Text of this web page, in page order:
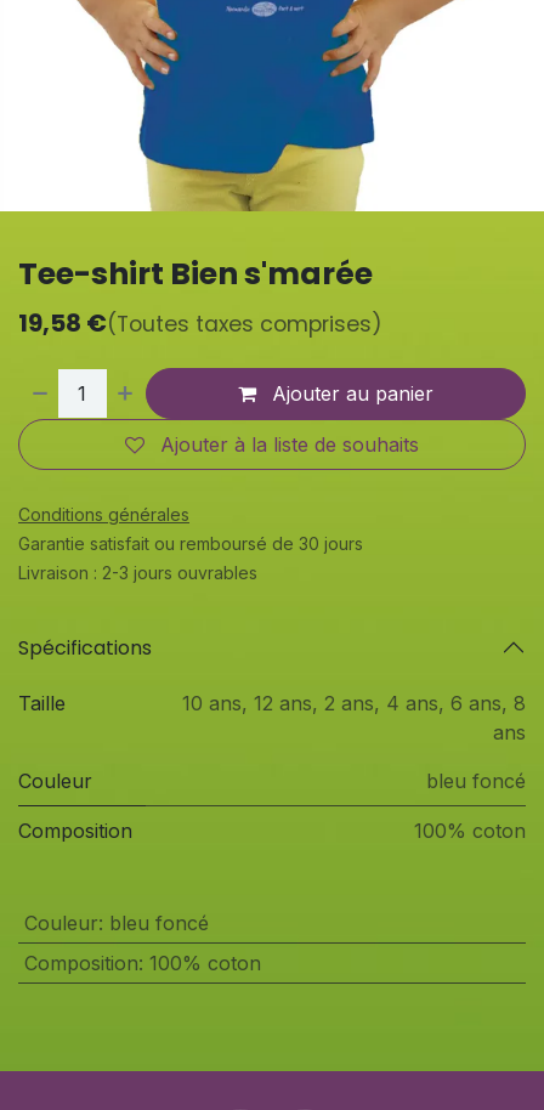
Tee-shirt Bien s'marée
19,58 €(Toutes taxes comprises)
Ajouter au panier
Ajouter à la liste de souhaits
Conditions générales
Garantie satisfait ou remboursé de 30 jours
Livraison : 2-3 jours ouvrables
Spécifications
Taille 10 ans, 12 ans, 2 ans, 4 ans, 6 ans, 8
ans
Couleur
bleu foncé
Composition 100% coton
Couleur: bleu foncé
Composition: 100% coton